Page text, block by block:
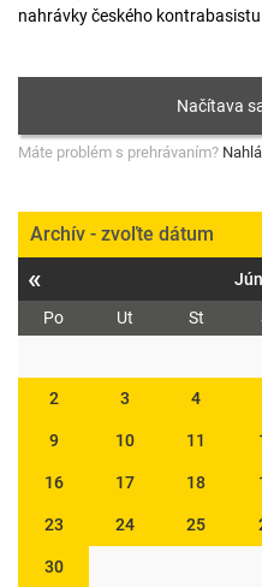
nahrávky českého
Máte problém s prehrávaním?
Archív - zvoľte dátum
«
Po Ut St
2 3 4
9 10 11
16 17 18
23 24 25
30